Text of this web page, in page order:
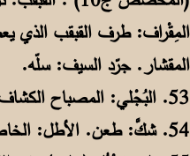
المِقْراف: طرف القبقب الذي
المقشار. جرّد السيف: سلّه.
53. البُجْلي: المصباح الكشاف (هندية) وقد يكون من الصدف أن يجلي في اللغة يكشف.
54. شكَّ: طعن. الأطل: الخاصرة.